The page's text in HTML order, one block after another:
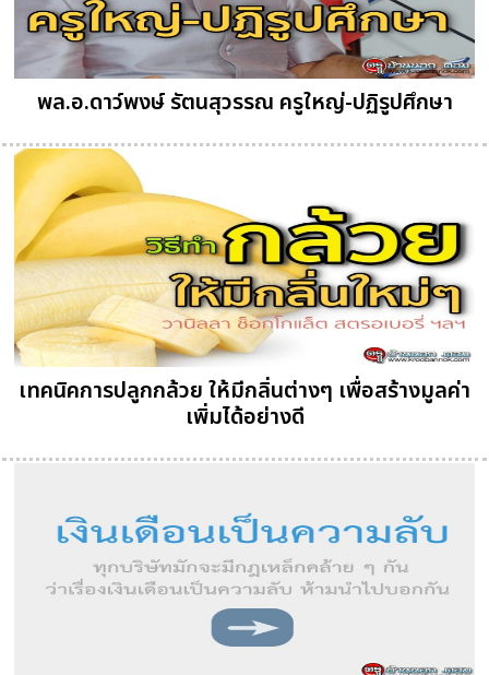
พล.อ.ดาว์พงษ์ รัตนสุวรรณ ครูใหญ่-ปฏิรูปศึกษา
เทคนิคการปลูกกล้วย ให้มีกลิ่นต่างๆ เพื่อสร้างมูลค่า
เพิ่มได้อย่างดี